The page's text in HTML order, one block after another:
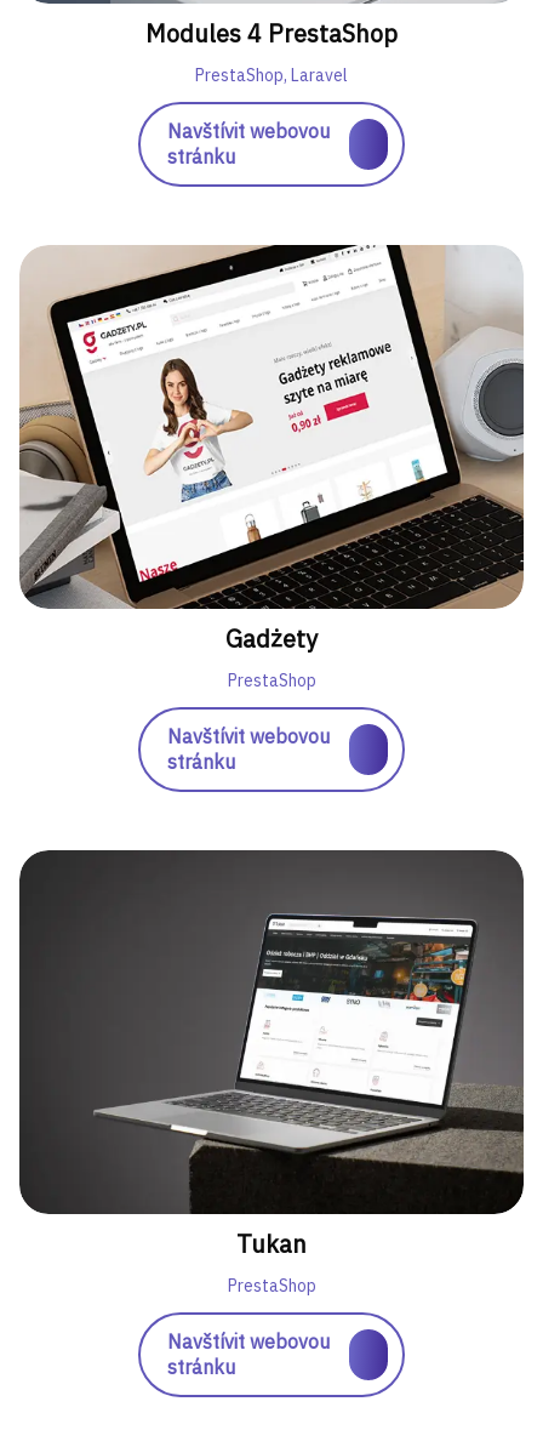
Modules 4 PrestaShop
PrestaShop, Laravel
Navštívit webovou
stránku
Gadżety
PrestaShop
Navštívit webovou
stránku
Tukan
PrestaShop
Navštívit webovou
stránku